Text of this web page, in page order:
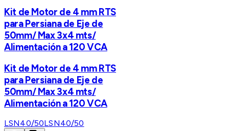
Kit de Motor de 4 mm RTS
para Persiana de Eje de
50mm/ Max 3x4 mts/
Alimentación a 120 VCA
Kit de Motor de 4 mm RTS
para Persiana de Eje de
50mm/ Max 3x4 mts/
Alimentación a 120 VCA
LSN40/50LSN40/50